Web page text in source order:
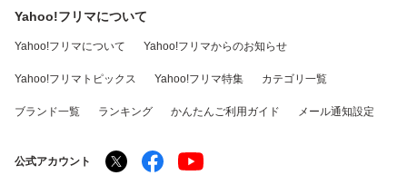
Yahoo!フリマについて
Yahoo!フリマについて Yahoo!フリマからのお知らせ
Yahoo!フリマトピックス Yahoo!フリマ特集 カテゴリ一覧
ブランド一覧 ランキング かんたんご利用ガイド メール通知設定
公式アカウント